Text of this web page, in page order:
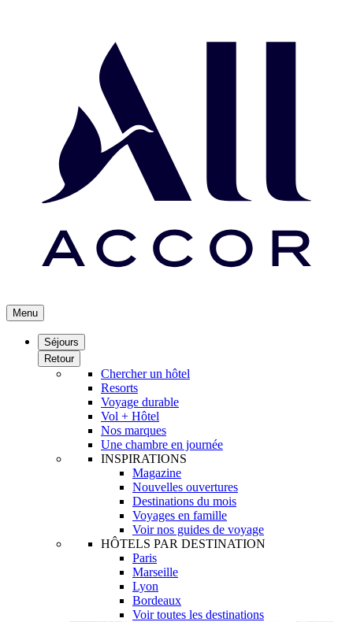
Menu
Séjours
Retour
Chercher un hôtel
Resorts
Voyage durable
Vol + Hôtel
Nos marques
Une chambre en journée
INSPIRATIONS
Magazine
Nouvelles ouvertures
Destinations du mois
Voyages en famille
Voir nos guides de voyage
HÔTELS PAR DESTINATION
Paris
Marseille
Lyon
Bordeaux
Voir toutes les destinations